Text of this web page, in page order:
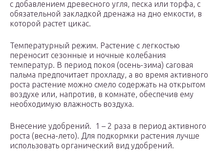
с добавлением древесного угля, песка или торфа, с
обязательной закладкой дренажа на дно емкости, в
которой растет цикас.
Температурный режим. Растение с легкостью
переносит сезонные и ночные колебания
температур. В период покоя (осень-зима) саговая
пальма предпочитает прохладу, а во время активного
роста растение можно смело содержать на открытом
воздухе или, напротив, в комнате, обеспечив ему
необходимую влажность воздуха.
Внесение удобрений. 1 – 2 раза в период активного
роста (весна-лето). Для подкормки растения лучше
использовать органический вид удобрений.